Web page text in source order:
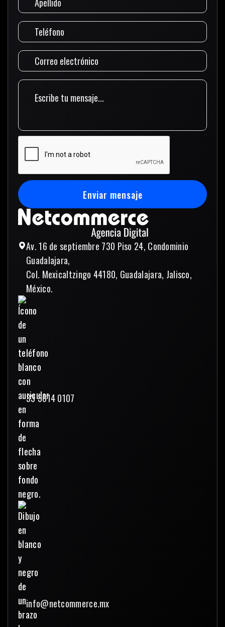
Av. 16 de septiembre 730 Piso 24, Condominio
Guadalajara,
Col. Mexicaltzingo 44180, Guadalajara, Jalisco,
México.
33 3614 0107
info@netcommerce.mx
Enviar mensaje
Enviar mensaje